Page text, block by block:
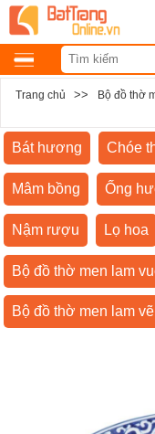
Trang chủ >> Bộ đồ thờ
Bát hương Chóe
Mâm bồng Ống
Nậm rượu Lọ hoa
Bộ đồ thờ men lam
Bộ đồ thờ men lam